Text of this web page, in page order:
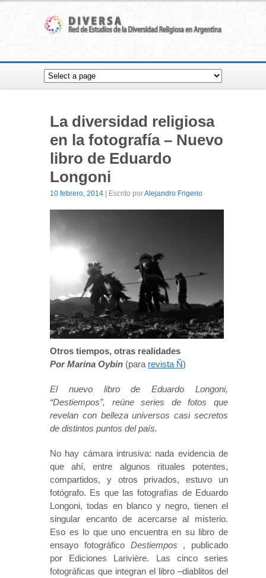
La diversidad religiosa
en la fotografía – Nuevo
libro de Eduardo
Longoni
10 febrero, 2014 | Escrito porAlejandro Frigerio
Otros tiempos, otras realidades
Por Marina Oybin (para revista Ñ)
El nuevo libro de Eduardo Longoni,
“Destiempos”, reúne series de fotos que
revelan con belleza universos casi secretos
de distintos puntos del país.
No hay cámara intrusiva: nada evidencia de
que ahí, entre algunos rituales potentes,
compartidos, y otros privados, estuvo un
fotógrafo. Es que las fotografías de Eduardo
Longoni, todas en blanco y negro, tienen el
singular encanto de acercarse al misterio.
Eso es lo que uno encuentra en su libro de
ensayo fotográfico Destiempos , publicado
por Ediciones Larivière. Las cinco series
fotográficas que integran el libro –diablitos del